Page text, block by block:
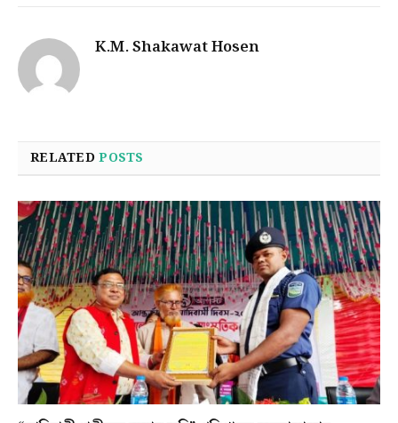
K.M. Shakawat Hosen
RELATEDPOSTS